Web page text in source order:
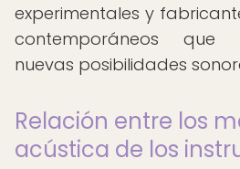
experimentales y
contemporáneos que
nuevas posibilidades
Relación entre los
acústica de los